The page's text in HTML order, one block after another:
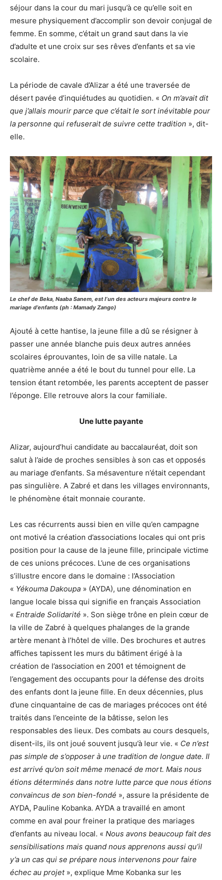
séjour dans la cour du mari jusqu’à ce qu’elle soit en
mesure physiquement d’accomplir son devoir conjugal de
femme. En somme, c’était un grand saut dans la vie
d’adulte et une croix sur ses rêves d’enfants et sa vie
scolaire.
La période de cavale d’Alizar a été une traversée de
désert pavée d’inquiétudes au quotidien. « On m’avait dit
que j’allais mourir parce que c’était le sort inévitable pour
la personne qui refuserait de suivre cette tradition », dit-
elle.
Le chef de Beka, Naaba Sanem, est l’un des acteurs majeurs contre le
mariage d’enfants (ph : Mamady Zango)
Ajouté à cette hantise, la jeune fille a dû se résigner à
passer une année blanche puis deux autres années
scolaires éprouvantes, loin de sa ville natale. La
quatrième année a été le bout du tunnel pour elle. La
tension étant retombée, les parents acceptent de passer
l’éponge. Elle retrouve alors la cour familiale.
Une lutte payante
Alizar, aujourd’hui candidate au baccalauréat, doit son
salut à l’aide de proches sensibles à son cas et opposés
au mariage d’enfants. Sa mésaventure n’était cependant
pas singulière. A Zabré et dans les villages environnants,
le phénomène était monnaie courante.
Les cas récurrents aussi bien en ville qu’en campagne
ont motivé la création d’associations locales qui ont pris
position pour la cause de la jeune fille, principale victime
de ces unions précoces. L’une de ces organisations
s’illustre encore dans le domaine : l’Association
« Yékouma Dakoupa » (AYDA), une dénomination en
langue locale bissa qui signifie en français Association
« Entraide Solidarité ». Son siège trône en plein cœur de
la ville de Zabré à quelques phalanges de la grande
artère menant à l’hôtel de ville. Des brochures et autres
affiches tapissent les murs du bâtiment érigé à la
création de l’association en 2001 et témoignent de
l’engagement des occupants pour la défense des droits
des enfants dont la jeune fille. En deux décennies, plus
d’une cinquantaine de cas de mariages précoces ont été
traités dans l’enceinte de la bâtisse, selon les
responsables des lieux. Des combats au cours desquels,
disent-ils, ils ont joué souvent jusqu’à leur vie. « Ce n’est
pas simple de s’opposer à une tradition de longue date. Il
est arrivé qu’on soit même menacé de mort. Mais nous
étions déterminés dans notre lutte parce que nous étions
convaincus de son bien-fondé », assure la présidente de
AYDA, Pauline Kobanka. AYDA a travaillé en amont
comme en aval pour freiner la pratique des mariages
d’enfants au niveau local. « Nous avons beaucoup fait des
sensibilisations mais quand nous apprenons aussi qu’il
y’a un cas qui se prépare nous intervenons pour faire
échec au projet», explique Mme Kobanka sur les